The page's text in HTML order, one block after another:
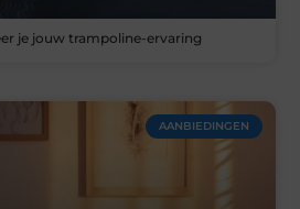
je jouw trampoline-ervaring
AANBIEDINGEN